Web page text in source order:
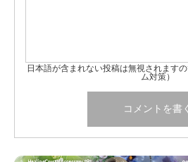
日本語が含まれない投稿は無視されます
ム対策）